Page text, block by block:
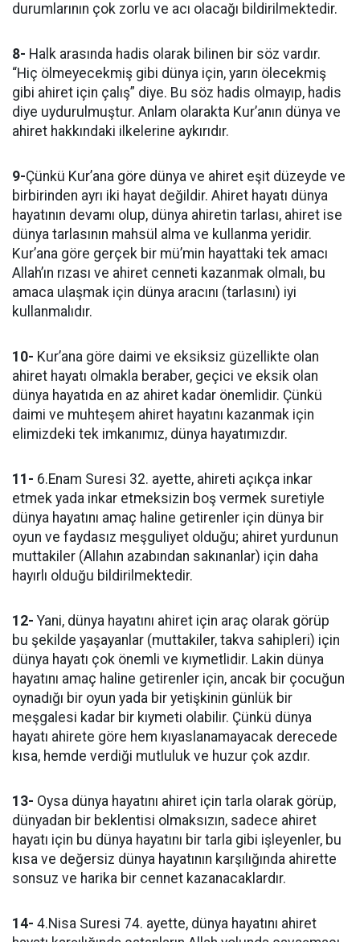
durumlarının çok zorlu ve acı olacağı bildirilmektedir.
8- Halk arasında hadis olarak bilinen bir söz vardır.
“Hiç ölmeyecekmiş gibi dünya için, yarın ölecekmiş
gibi ahiret için çalış” diye. Bu söz hadis olmayıp, hadis
diye uydurulmuştur. Anlam olarakta Kur’anın dünya ve
ahiret hakkındaki ilkelerine aykırıdır.
9-Çünkü Kur’ana göre dünya ve ahiret eşit düzeyde ve
birbirinden ayrı iki hayat değildir. Ahiret hayatı dünya
hayatının devamı olup, dünya ahiretin tarlası, ahiret ise
dünya tarlasının mahsül alma ve kullanma yeridir.
Kur’ana göre gerçek bir mü’min hayattaki tek amacı
Allah’ın rızası ve ahiret cenneti kazanmak olmalı, bu
amaca ulaşmak için dünya aracını (tarlasını) iyi
kullanmalıdır.
10- Kur’ana göre daimi ve eksiksiz güzellikte olan
ahiret hayatı olmakla beraber, geçici ve eksik olan
dünya hayatıda en az ahiret kadar önemlidir. Çünkü
daimi ve muhteşem ahiret hayatını kazanmak için
elimizdeki tek imkanımız, dünya hayatımızdır.
11- 6.Enam Suresi 32. ayette, ahireti açıkça inkar
etmek yada inkar etmeksizin boş vermek suretiyle
dünya hayatını amaç haline getirenler için dünya bir
oyun ve faydasız meşguliyet olduğu; ahiret yurdunun
muttakiler (Allahın azabından sakınanlar) için daha
hayırlı olduğu bildirilmektedir.
12- Yani, dünya hayatını ahiret için araç olarak görüp
bu şekilde yaşayanlar (muttakiler, takva sahipleri) için
dünya hayatı çok önemli ve kıymetlidir. Lakin dünya
hayatını amaç haline getirenler için, ancak bir çocuğun
oynadığı bir oyun yada bir yetişkinin günlük bir
meşgalesi kadar bir kıymeti olabilir. Çünkü dünya
hayatı ahirete göre hem kıyaslanamayacak derecede
kısa, hemde verdiği mutluluk ve huzur çok azdır.
13- Oysa dünya hayatını ahiret için tarla olarak görüp,
dünyadan bir beklentisi olmaksızın, sadece ahiret
hayatı için bu dünya hayatını bir tarla gibi işleyenler, bu
kısa ve değersiz dünya hayatının karşılığında ahirette
sonsuz ve harika bir cennet kazanacaklardır.
14- 4.Nisa Suresi 74. ayette, dünya hayatını ahiret